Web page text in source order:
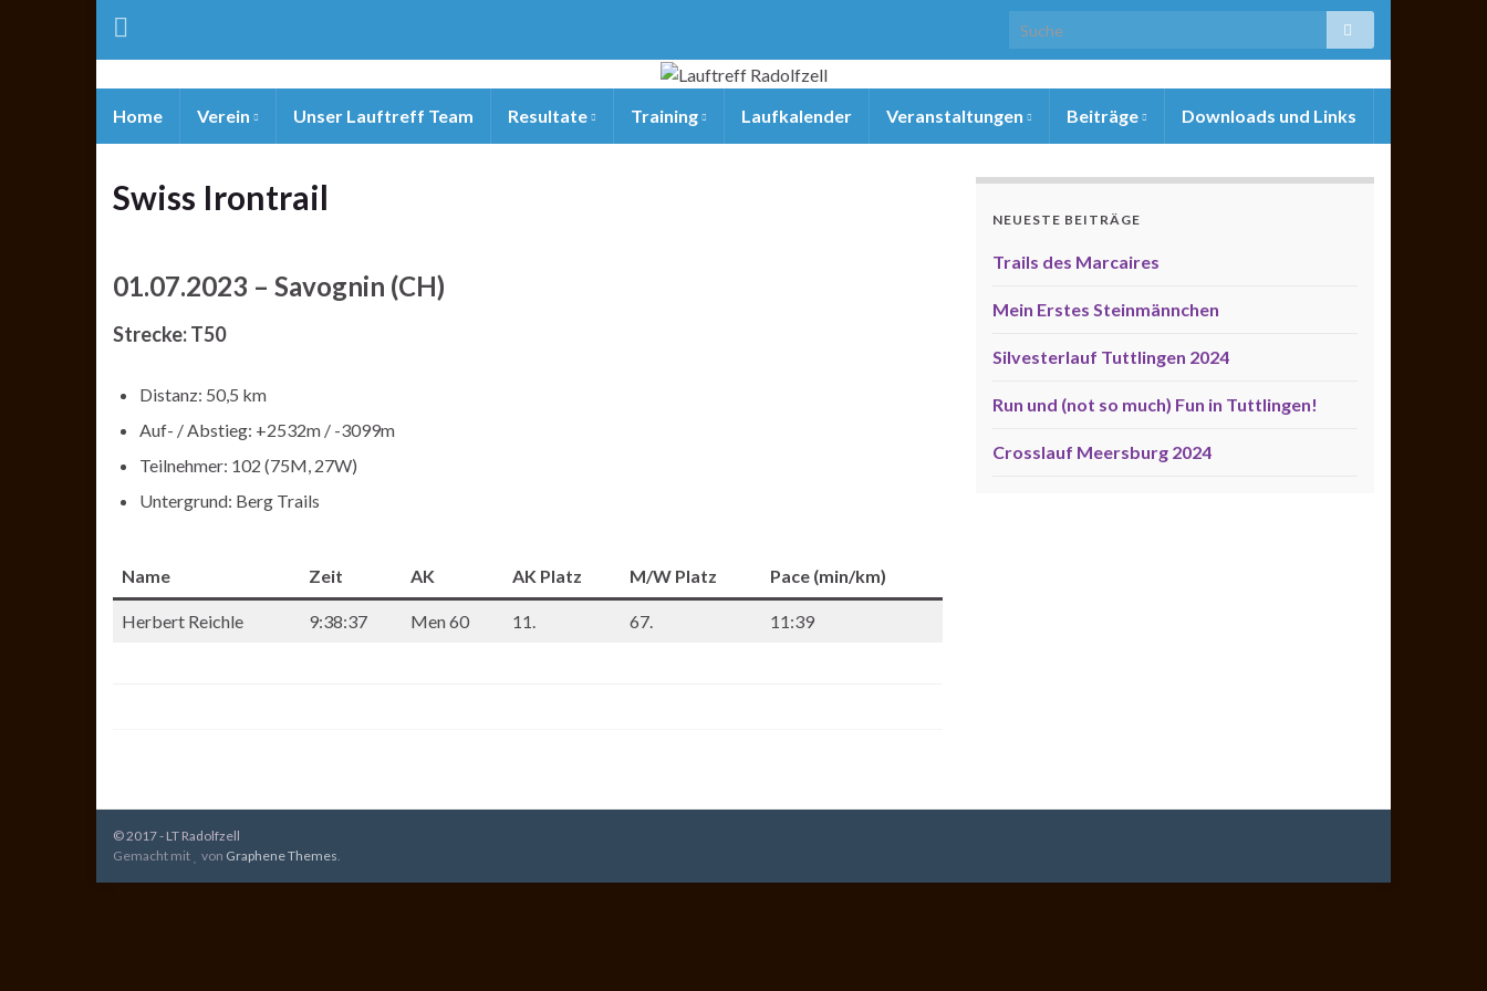
Home Verein Unser Lauftreff Team Resultate Training Laufkalender Veranstaltungen Beiträge Downloads und Links
Swiss Irontrail
01.07.2023 – Savognin (CH)
Strecke: T50
Distanz: 50,5 km
Auf- / Abstieg: +2532m / -3099m
Teilnehmer: 102 (75M, 27W)
Untergrund: Berg Trails
Name Zeit AK AK Platz M/W Platz Pace (min/km)
Herbert Reichle 9:38:37 Men 60 11. 67. 11:39
NEUESTE BEITRÄGE
Trails des Marcaires
Mein Erstes Steinmännchen
Silvesterlauf Tuttlingen 2024
Run und (not so much) Fun in Tuttlingen!
Crosslauf Meersburg 2024
© 2017 - LT Radolfzell
Gemacht mit
von Graphene Themes